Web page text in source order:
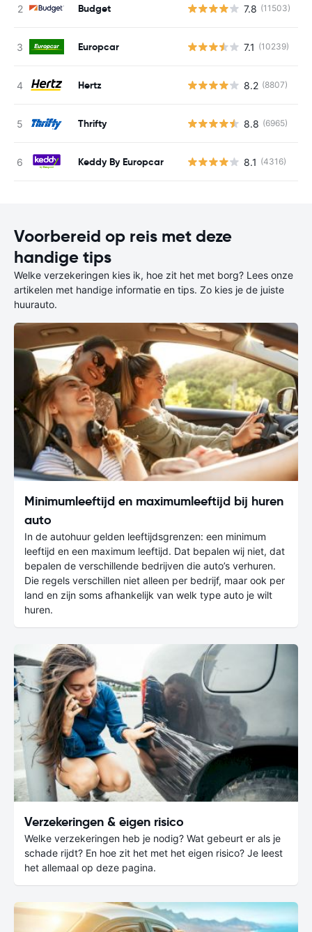
Budget 7.8 (11503)
Europcar 7.1 (10239)
Hertz 8.2 (8807)
Thrifty 8.8 (6965)
Keddy By Europcar 8.1 (4316)
Voorbereid op reis met deze
handige tips
Welke verzekeringen kies ik, hoe zit het met borg? Lees onze
artikelen met handige informatie en tips. Zo kies je de juiste
huurauto.
Minimumleeftijd en maximumleeftijd bij huren
auto
In de autohuur gelden leeftijdsgrenzen: een minimum
leeftijd en een maximum leeftijd. Dat bepalen wij niet, dat
bepalen de verschillende bedrijven die auto’s verhuren.
Die regels verschillen niet alleen per bedrijf, maar ook per
land en zijn soms afhankelijk van welk type auto je wilt
huren.
Verzekeringen & eigen risico
Welke verzekeringen heb je nodig? Wat gebeurt er als je
schade rijdt? En hoe zit het met het eigen risico? Je leest
het allemaal op deze pagina.